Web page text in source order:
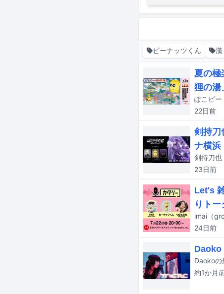
ピーナッツくん 漢
夏の極
狸の湯
22日前
剣持刀
ナ横浜
23日前
Let's
りトー
24日前
Daoko
Daokoの
約1か月